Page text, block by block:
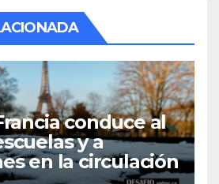
conduce al
y a
en la circulación